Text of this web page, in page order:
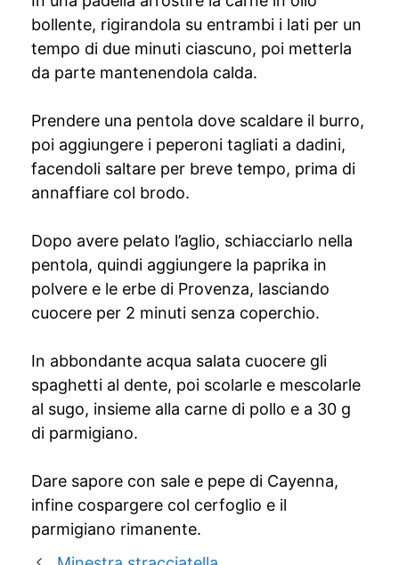
bollente, rigirandola su entrambi i lati per un
tempo di due minuti ciascuno, poi metterla
da parte mantenendola calda.
Prendere una pentola dove scaldare il burro,
poi aggiungere i peperoni tagliati a dadini,
facendoli saltare per breve tempo, prima di
annaffiare col brodo.
Dopo avere pelato l’aglio, schiacciarlo nella
pentola, quindi aggiungere la paprika in
polvere e le erbe di Provenza, lasciando
cuocere per 2 minuti senza coperchio.
In abbondante acqua salata cuocere gli
spaghetti al dente, poi scolarle e mescolarle
al sugo, insieme alla carne di pollo e a 30 g
di parmigiano.
Dare sapore con sale e pepe di Cayenna,
infine cospargere col cerfoglio e il
parmigiano rimanente.